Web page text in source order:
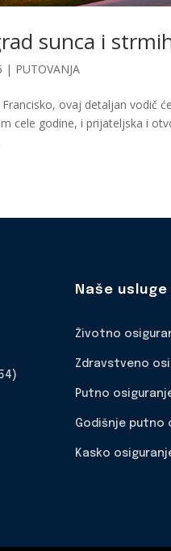
sunca i
| PUTOVANJA
ovaj detaljan vodič
cele godine, i prijateljska i
Naše usluge
Životno
Zdravstveno
Putno
Godišnje putno
Kasko